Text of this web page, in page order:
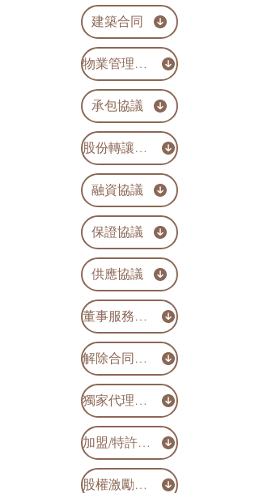
建築合同
物業管理協議
承包協議
股份轉讓協議
融資協議
保證協議
供應協議
董事服務協議
解除合同協議
獨家代理合同
加盟/特許經營合同
股權激勵計劃協議